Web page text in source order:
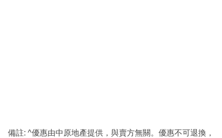
備註: ^優惠由中原地產提供，與賣方無關。優惠不可退換，